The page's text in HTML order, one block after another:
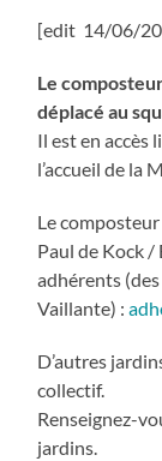
[edit 14/06/
Le
déplacé au
Il est en accès
l’accueil de la
Le
Paul de Kock /
adhérents
Vaillante) :
D’autres
collectif.
Renseignez-
jardins.